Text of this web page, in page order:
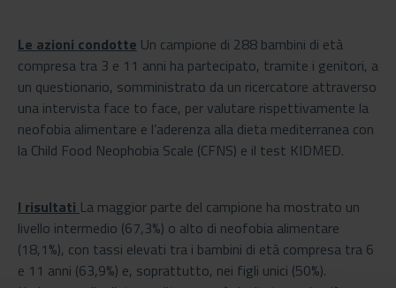
Le azioni condotte Un campione di 288 bambini di età
compresa tra 3 e 11 anni ha partecipato, tramite i genitori, a
un questionario, somministrato da un ricercatore attraverso
una intervista face to face, per valutare rispettivamente la
neofobia alimentare e l’aderenza alla dieta mediterranea con
la Child Food Neophobia Scale (CFNS) e il test KIDMED.
I risultati La maggior parte del campione ha mostrato un
livello intermedio (67,3%) o alto di neofobia alimentare
(18,1%), con tassi elevati tra i bambini di età compresa tra 6
e 11 anni (63,9%) e, soprattutto, nei figli unici (50%).